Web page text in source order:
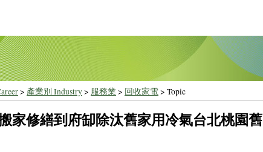
> 產業別 Industry> 服務業> 回收家電> Topic
家修繕到府缷除汰舊家用冷氣台北桃園舊